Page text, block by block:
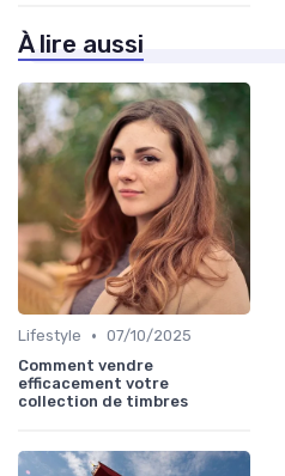
À lire aussi
Lifestyle • 07/10/2025
Comment vendre
efficacement votre
collection de timbres